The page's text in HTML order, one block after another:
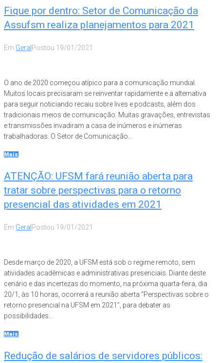
Fique por dentro: Setor de Comunicação da
Assufsm realiza planejamentos para 2021
Em Geral Postou 19/01/2021
O ano de 2020 começou atípico para a comunicação mundial.
Muitos locais precisaram se reinventar rapidamente e a alternativa
para seguir noticiando recaiu sobre lives e podcasts, além dos
tradicionais meios de comunicação. Muitas gravações, entrevistas
e transmissões invadiram a casa de inúmeros e inúmeras
trabalhadoras. O Setor de Comunicação...
Mais
ATENÇÃO: UFSM fará reunião aberta para
tratar sobre perspectivas para o retorno
presencial das atividades em 2021
Em Geral Postou 19/01/2021
Desde março de 2020, a UFSM está sob o regime remoto, sem
atividades acadêmicas e administrativas presenciais. Diante deste
cenário e das incertezas do momento, na próxima quarta-feira, dia
20/1, às 10 horas, ocorrerá a reunião aberta “Perspectivas sobre o
retorno presencial na UFSM em 2021”, para debater as
possibilidades...
Mais
Redução de salários de servidores públicos: